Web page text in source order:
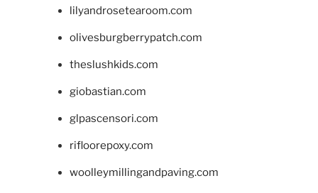
lilyandrosetearoom.com
olivesburgberrypatch.com
theslushkids.com
giobastian.com
glpascensori.com
rifloorepoxy.com
woolleymillingandpaving.com